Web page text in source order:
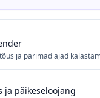
ja parimad ajad
ja päikeseloojang